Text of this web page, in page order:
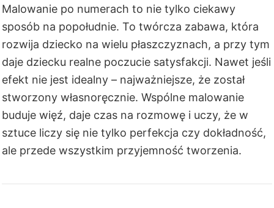
Malowanie po numerach to nie tylko ciekawy
sposób na popołudnie. To twórcza zabawa, która
rozwija dziecko na wielu płaszczyznach, a przy tym
daje dziecku realne poczucie satysfakcji. Nawet jeśli
efekt nie jest idealny – najważniejsze, że został
stworzony własnoręcznie. Wspólne malowanie
buduje więź, daje czas na rozmowę i uczy, że w
sztuce liczy się nie tylko perfekcja czy dokładność,
ale przede wszystkim przyjemność tworzenia.